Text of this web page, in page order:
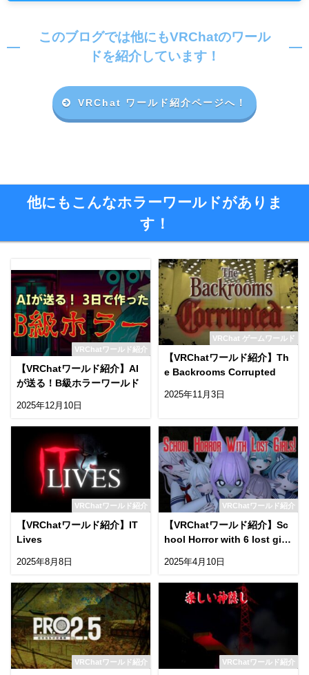
このブログでは他にもVRChatのワール
ドを紹介しています！
VRChat ワールド紹介ページへ！
他にもこんなホラーワールドがありま
す！
VRChatワールド紹介
【VRChatワールド紹介】AI
が送る！B級ホラーワールド
2025年12月10日
VRChat ゲームワールド
【VRChatワールド紹介】Th
e Backrooms Corrupted
2025年11月3日
VRChatワールド紹介
【VRChatワールド紹介】IT
Lives
2025年8月8日
VRChatワールド紹介
【VRChatワールド紹介】Sc
hool Horror with 6 lost girl
2025年4月10日
VRChatワールド紹介 VRChatワールド紹介